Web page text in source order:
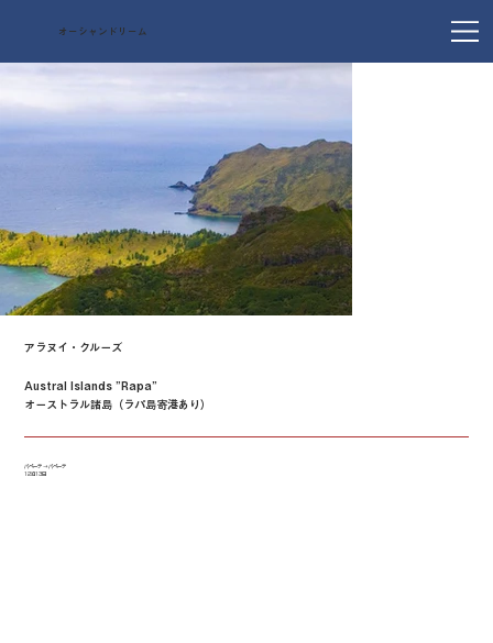
オーシャンドリーム
アラヌイ・クルーズ
Austral Islands ”Rapa”
オーストラル諸島（ラパ島寄港あり）
パペーテ → パペーテ
12泊13日